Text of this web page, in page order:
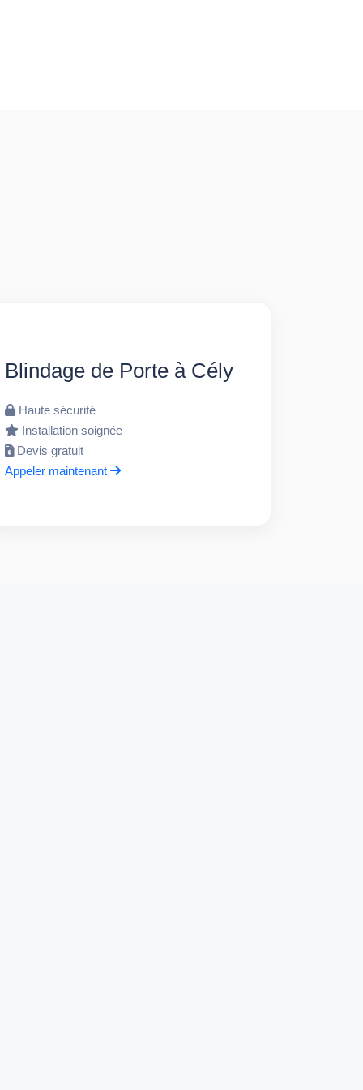
Blindage de Porte à Cély
Haute sécurité
Installation soignée
Devis gratuit
Appeler maintenant